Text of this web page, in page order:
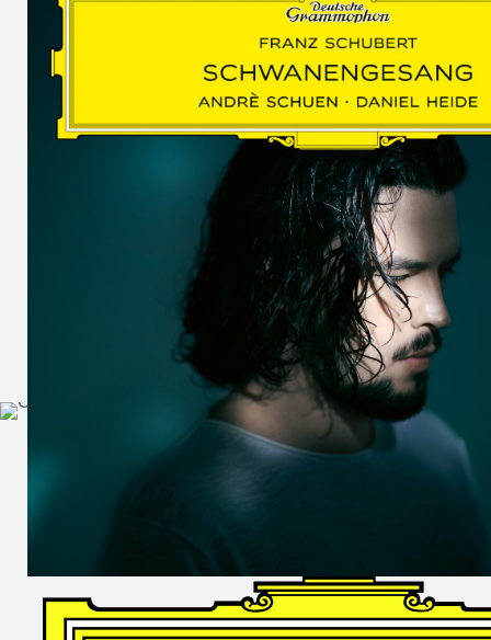
WOLF
MARTIN
SCHUMANN,
LIEDERKREIS
OP. 24
SECHS
MONOLOGE
AUS
JEDERMANN
GESÄNGE
Andrè Schuen,